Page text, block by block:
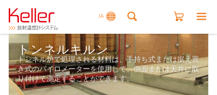
JA
トンネルキルン
トンネル炉で処理される材料は、手持ち式または据え置
き式のパイロメーターを使用して、側面または天井に取
り付けて測定することができます。